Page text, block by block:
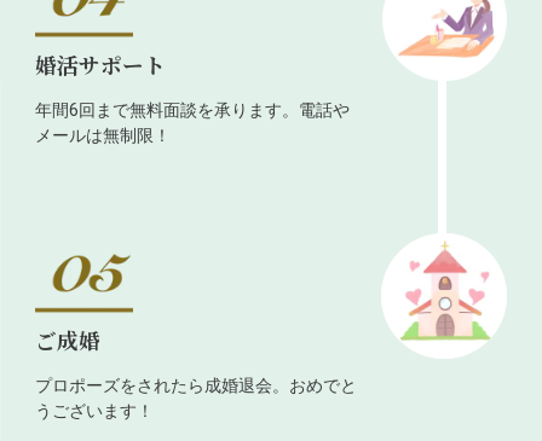
婚活サポート
年間6回まで無料面談を承ります。電話や
メールは無制限！
ご成婚
プロポーズをされたら成婚退会。おめでと
うございます！